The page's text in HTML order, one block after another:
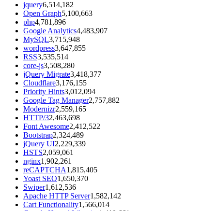
jquery6,514,182
Open Graph5,100,663
php4,781,896
Google Analytics4,483,907
MySQL3,715,948
wordpress3,647,855
RSS3,535,514
core-js3,508,280
jQuery Migrate3,418,377
Cloudflare3,176,155
Priority Hints3,012,094
Google Tag Manager2,757,882
Modernizr2,559,165
HTTP/32,463,698
Font Awesome2,412,522
Bootstrap2,324,489
jQuery UI2,229,339
HSTS2,059,061
nginx1,902,261
reCAPTCHA1,815,405
Yoast SEO1,650,370
Swiper1,612,536
Apache HTTP Server1,582,142
Cart Functionality1,566,014